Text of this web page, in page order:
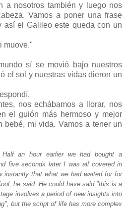
a nosotros también y luego nos
Vamos a poner una frase
así el Galileo este queda con un
muove."
sí se movió bajo nuestros
el sol y nuestras vidas dieron un
nos echábamos a llorar, nos
el guión más hermoso y mejor
bebé, mi vida. Vamos a tener un
an hour earlier we had bought a
five seconds later I was all covered in
instantly that what we had waited for for
he said. He could have said "this is a
involves a period of new insights into
but the script of life has more complex